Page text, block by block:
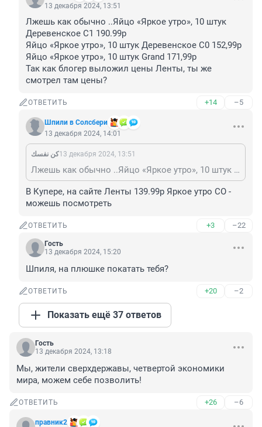
13 декабря 2024, 13:51
Лжешь как обычно ..Яйцо «Яркое утро», 10 штук
Деревенское С1 190.99р
Яйцо «Яркое утро», 10 штук Деревенское С0 152,99р
Яйцо «Яркое утро», 10 штук Grand 171,99р
Так как блогер выложил цены Ленты, ты же
смотрел там цены?
ОТВЕТИТЬ +14 –5
Шпили в Солсбери
13 декабря 2024, 14:01
كن نفسك13 декабря 2024, 13:51
Лжешь как обычно ..Яйцо «Яркое утро», 10 штук Деревенское С1 190.99р Яйцо «Яркое утро», 10 штук Деревенское С0 152,99р Яйцо «Яркое утро», 10 штук Grand 171,99р Так как блогер выложил цены Ленты, ты же смотрел там цены?
В Купере, на сайте Ленты 139.99р Яркое утро СО -
можешь посмотреть
ОТВЕТИТЬ +3 –22
Гость
13 декабря 2024, 15:20
Шпиля, на плюшке покатать тебя?
ОТВЕТИТЬ +20 –2
Показать ещё 37 ответов
Гость
13 декабря 2024, 13:18
Мы, жители сверхдержавы, четвертой экономики
мира, можем себе позволить!
ОТВЕТИТЬ +26 –6
правник2